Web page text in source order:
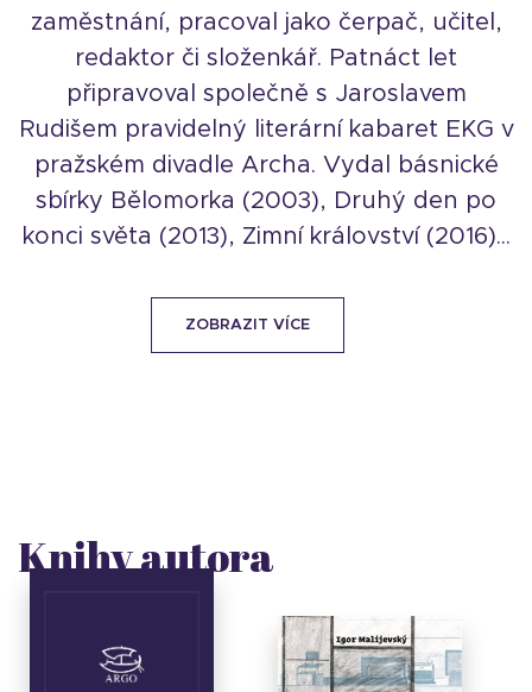
zaměstnání, pracoval jako čerpač, učitel,
redaktor či složenkář. Patnáct let
připravoval společně s Jaroslavem
Rudišem pravidelný literární kabaret EKG v
pražském divadle Archa. Vydal básnické
sbírky Bělomorka (2003), Druhý den po
konci světa (2013), Zimní království (2016)...
ZOBRAZIT VÍCE
Knihy autora